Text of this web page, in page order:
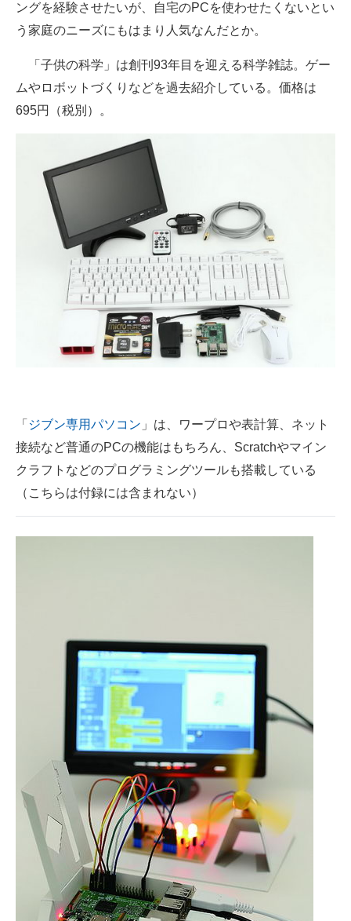
ングを経験させたいが、自宅のPCを使わせたくないとい
う家庭のニーズにもはまり人気なんだとか。
「子供の科学」は創刊93年目を迎える科学雑誌。ゲー
ムやロボットづくりなどを過去紹介している。価格は
695円（税別）。
「 ジブン専用パソコン 」は、ワープロや表計算、ネット
接続など普通のPCの機能はもちろん、Scratchやマイン
クラフトなどのプログラミングツールも搭載している
（こちらは付録には含まれない）